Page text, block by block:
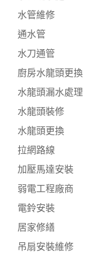
水管維修
通水管
水刀通管
廚房水龍頭更換
水龍頭漏水處理
水龍頭裝修
水龍頭更換
拉網路線
加壓馬達安裝
弱電工程廠商
電鈴安裝
居家修繕
吊扇安裝維修